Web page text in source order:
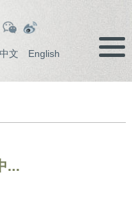
中文 English
...